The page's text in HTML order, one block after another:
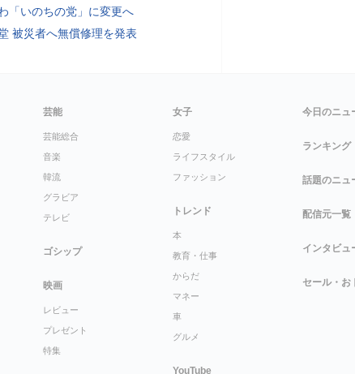
「いのちの党」に変更へ
被災者へ無償修理を発表
芸能
芸能総合
音楽
韓流
グラビア
テレビ
ゴシップ
映画
レビュー
プレゼント
特集
女子
恋愛
ライフスタイル
ファッション
トレンド
本
教育・仕事
からだ
マネー
車
グルメ
YouTube
今日のニュ
ランキング
話題のニュ
配信元一覧
インタビュ
セール・お